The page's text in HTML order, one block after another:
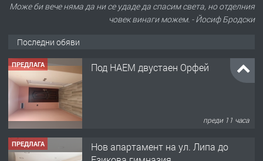
Може би вече няма да ни се удаде да спасим света, но отделния
човек винаги можем. - Йосиф Бродски
Последни обяви
ПРЕДЛАГА Под НАЕМ двустаен Орфей
преди 11 часа
ПРЕДЛАГА
Нов апартамент на ул. Липа до